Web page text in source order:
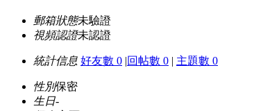
郵箱狀態未驗證
視頻認證未認證
統計信息 好友數 0 |回帖數 0 | 主題數 0
性別保密
生日-